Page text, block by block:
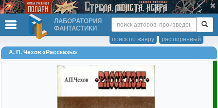
ЛАБОРАТОРИЯ
ФАНТАСТИКИ
расширенный
поиск по жанру
А. П. Чехов «Рассказы»